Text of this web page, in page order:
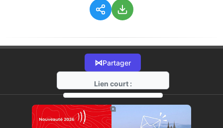
⋈Partager
Lien court :
https://radio-g.fr?14263
⧉